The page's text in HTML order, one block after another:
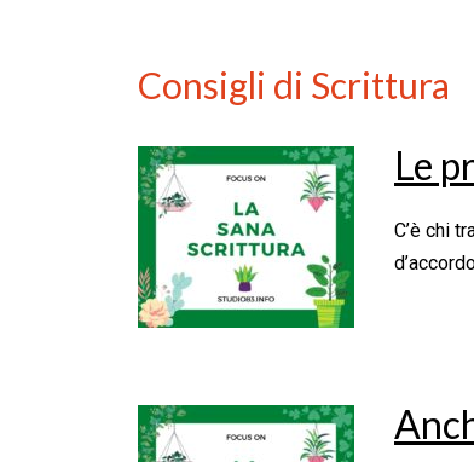
Consigli di Scrittura
Le
C’è chi